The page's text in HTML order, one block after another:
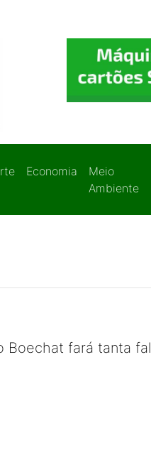
Economia
Meio
Ambiente
Boechat fará tanta